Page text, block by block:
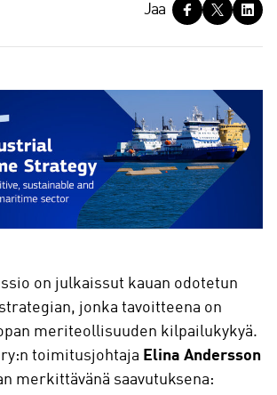
Jaa
on julkaissut kauan odotetun
jonka tavoitteena on
meriteollisuuden kilpailukykyä.
toimitusjohtaja Elina Andersson
merkittävänä saavutuksena: